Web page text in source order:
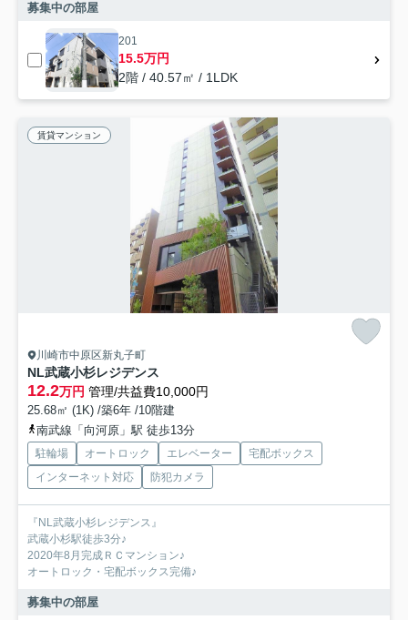
募集中の部屋
201
15.5万円
2階 / 40.57㎡ / 1LDK
賃貸マンション
川崎市中原区新丸子町
NL武蔵小杉レジデンス
12.2万円 管理/共益費10,000円
25.68㎡ (1K) /築6年 /10階建
南武線「向河原」駅 徒歩13分
駐輪場 オートロック エレベーター
宅配ボックス
インターネット対応
防犯カメラ
『NL武蔵小杉レジデンス』
武蔵小杉駅徒歩3分♪
2020年8月完成ＲＣマンション♪
オートロック・宅配ボックス完備♪
募集中の部屋